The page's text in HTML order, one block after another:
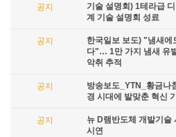
공지
기술 설명회) 1테라급
계 기술 설명회 성료
공지
한국일보 보도) "냄새에
다"… 1만 가지 냄새 유
악취 추적
공지
방송보도_YTN_황금나
경 시대에 발맞춘 혁신
공지
뉴 D램반도체 개발기술
시연